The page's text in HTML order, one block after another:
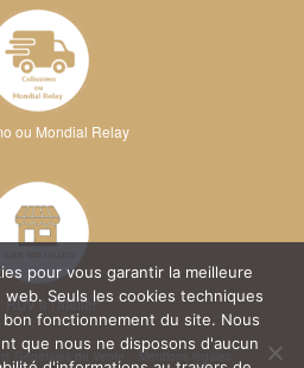
ou Mondial Relay
RDV à l'atelier
Générales de Vente Mentions légales
pour vous garantir la meilleure
Seuls les cookies techniques
fonctionnement du site. Nous
que nous ne disposons d'aucun